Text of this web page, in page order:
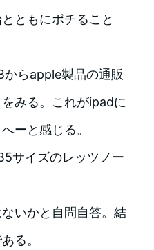
ともにポチること
からapple製品の通販
みる。これがipadに
ーと感じる。
サイズのレッツノー
いかと自問自答。結
る。